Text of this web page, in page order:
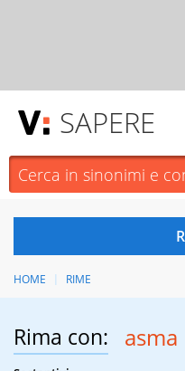
SAPERE
HOME RIME
Rima con: asma